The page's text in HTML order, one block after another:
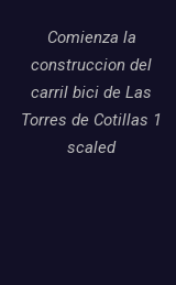
Comienza la
construccion del
carril bici de Las
Torres de Cotillas 1
scaled